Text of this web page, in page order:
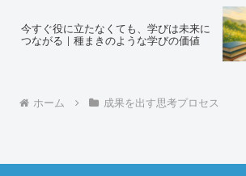
今すぐ役に立たなくても、学びは未来に
つながる｜種まきのような学びの価値
ホーム 成果を出す思考プロセス